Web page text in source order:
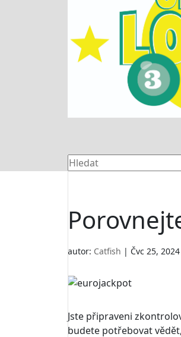
autor: Catfish | Čvc 25, 2024
Jste připraveni
budete potřebovat